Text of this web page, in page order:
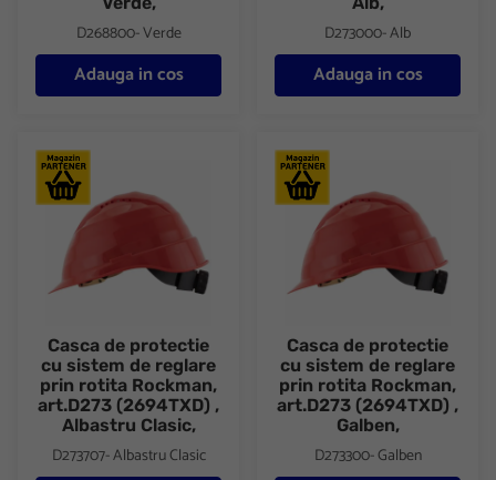
D268800- Verde
Adauga in cos
D273000- Alb
Adauga in cos
Casca de protectie cu sistem de reglare prin rotita Rockman,
Casca de protectie
cu sistem de reglare
prin rotita Rockman,
art.D273 (2694TXD) ,
Albastru Clasic,
D273707- Albastru Clasic
Casca de protectie cu sistem
Casca de protectie
cu sistem de reglare
prin rotita Rockman,
art.D273 (2694TXD) ,
Galben,
D273300- Galben